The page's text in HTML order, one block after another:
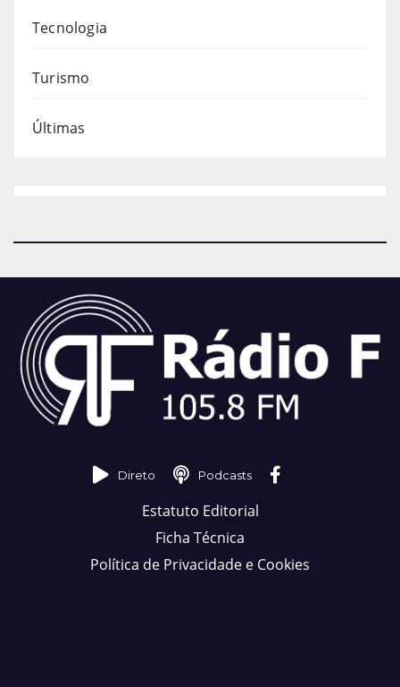
Tecnologia
Turismo
Últimas
Direto Podcasts
Estatuto Editorial
Ficha Técnica
Política de Privacidade e Cookies